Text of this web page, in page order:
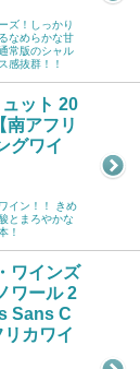
ズ！しっかり
なめらかな甘
常版のシャル
感抜群！！
ット 20
アフリ
グワイ
イン！！ きめ
とまろやかな
！
ワインズ
ワール 2
Sans C
カワイ